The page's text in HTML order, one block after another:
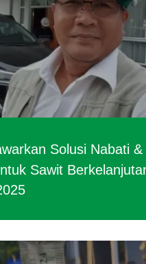
Solusi Nabati &
Sawit